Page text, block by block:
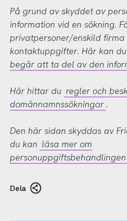
På grund av skyddet av
information vid en sökning.
privatpersoner/enskild firma
kontaktuppgifter. Här kan
begär att ta del av den
Här hittar du regler och
domännamnssökningar .
Den här sidan skyddas av
du kan läsa mer om
Dela